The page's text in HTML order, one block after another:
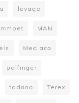
levage
MAN
Mediaco
palfinger
tadano Terex